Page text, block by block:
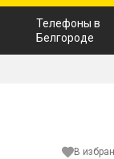
Телефоны в
Белгороде
В